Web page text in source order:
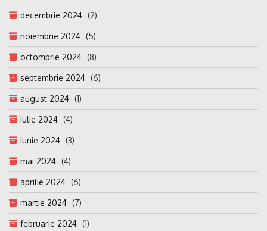
decembrie 2024 (2)
noiembrie 2024 (5)
octombrie 2024 (8)
septembrie 2024 (6)
august 2024 (1)
iulie 2024 (4)
iunie 2024 (3)
mai 2024 (4)
aprilie 2024 (6)
martie 2024 (7)
februarie 2024 (1)